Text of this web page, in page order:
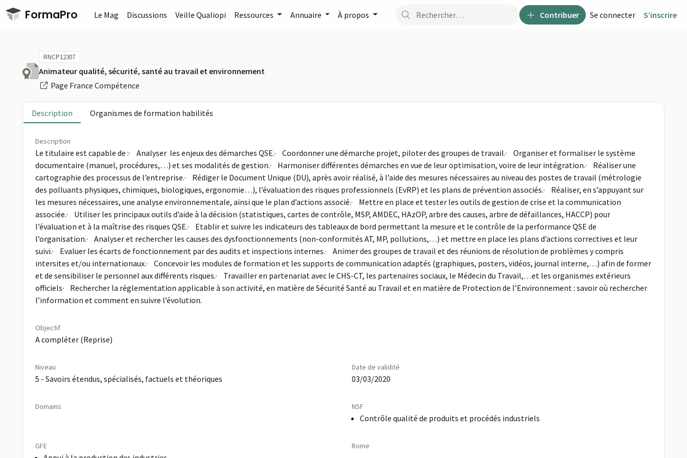
Passer au contenu principal
FormaPro Contribuer Se connecter S’inscrire
Le Mag Discussions Veille Qualiopi Ressources Annuaire À propos
RNCP12307
Animateur qualité, sécurité, santé au travail et environnement
Page France Compétence
Description Organismes de formation habilités
Description
Le titulaire est capable de :· Analyser les enjeux des démarches QSE.· Coordonner une démarche projet, piloter des groupes de travail.· Organiser et formaliser le système
documentaire (manuel, procédures,…) et ses modalités de gestion.· Harmoniser différentes démarches en vue de leur optimisation, voire de leur intégration.· Réaliser une
cartographie des processus de l’entreprise.· Rédiger le Document Unique (DU), après avoir réalisé, à l’aide des mesures nécessaires au niveau des postes de travail (métrologie
des polluants physiques, chimiques, biologiques, ergonomie…), l’évaluation des risques professionnels (EvRP) et les plans de prévention associés.· Réaliser, en s’appuyant sur
les mesures nécessaires, une analyse environnementale, ainsi que le plan d’actions associé.· Mettre en place et tester les outils de gestion de crise et la communication
associée.· Utiliser les principaux outils d’aide à la décision (statistiques, cartes de contrôle, MSP, AMDEC, HAzOP, arbre des causes, arbre de défaillances, HACCP) pour
l’évaluation et à la maîtrise des risques QSE.· Etablir et suivre les indicateurs des tableaux de bord permettant la mesure et le contrôle de la performance QSE de
l’organisation.· Analyser et rechercher les causes des dysfonctionnements (non-conformités AT, MP, pollutions,…) et mettre en place les plans d’actions correctives et leur
suivi.· Evaluer les écarts de fonctionnement par des audits et inspections internes.· Animer des groupes de travail et des réunions de résolution de problèmes y compris
intersites et/ou internationaux.· Concevoir les modules de formation et les supports de communication adaptés (graphiques, posters, vidéos, journal interne,…) afin de former
et de sensibiliser le personnel aux différents risques.· Travailler en partenariat avec le CHS-CT, les partenaires sociaux, le Médecin du Travail,…et les organismes extérieurs
officiels· Rechercher la réglementation applicable à son activité, en matière de Sécurité Santé au Travail et en matière de Protection de l’Environnement : savoir où rechercher
l’information et comment en suivre l’évolution.
Objectif
A compléter (Reprise)
Niveau
5 - Savoirs étendus, spécialisés, factuels et théoriques
Date de validité
03/03/2020
Domains NSF
Contrôle qualité de produits et procédés industriels
GFE Rome